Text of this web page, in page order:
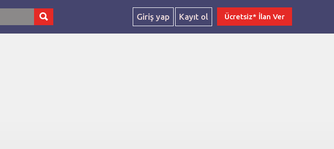
Giriş yap Kayıt ol Ücretsiz* İlan Ver